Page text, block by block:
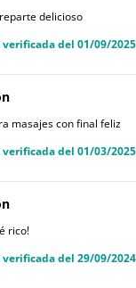
delicioso
verificada del 01/09/2025
masajes con final feliz
verificada del 01/03/2025
rico!
verificada del 29/09/2024